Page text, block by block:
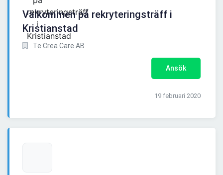
Välkommen på rekryteringsträff i
Kristianstad
Te Crea Care AB
Ansök
19 februari 2020